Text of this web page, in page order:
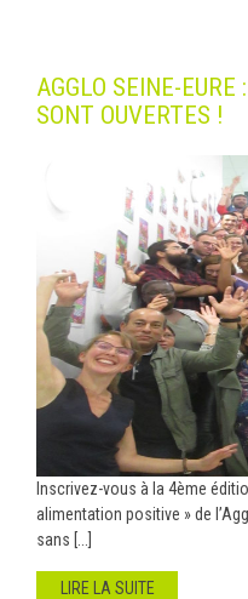
AGGLO SEINE-
SONT OUVERTES !
Inscrivez-vous à la 4ème
alimentation positive » de
sans [...]
LIRE LA SUITE